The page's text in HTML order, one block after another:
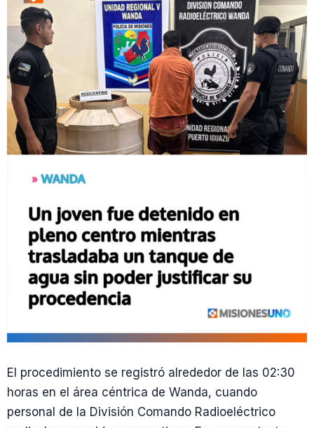
El procedimiento se registró alrededor de las 02:30
horas en el área céntrica de Wanda, cuando
personal de la División Comando Radioeléctrico